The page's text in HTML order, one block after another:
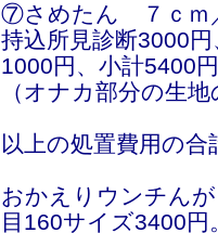
⑦さめたん ７ｃｍ
持込所見診断3000
1000円、小計5400円
（オナカ部分の生
以上の処置費用の
おかえりウンチん
目160サイズ3400円